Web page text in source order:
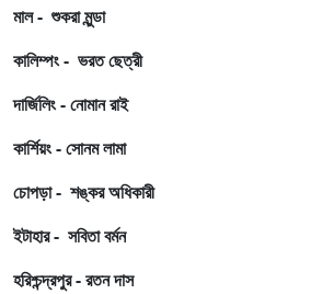
মাল - শুকরা মুন্ডা
কালিম্পং - ভরত ছেত্রী
দার্জিলিং - নোমান রাই
কার্শিয়ং - সোনম লামা
চোপড়া - শঙ্কর অধিকারী
ইটাহার - সবিতা বর্মন
হরিশ্চন্দ্রপুর - রতন দাস